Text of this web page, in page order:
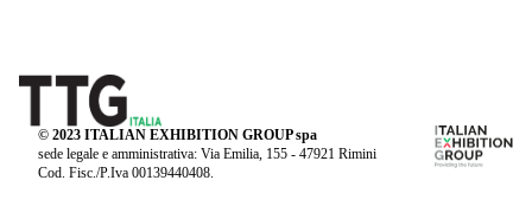
© 2023 ITALIAN EXHIBITION GROUP spa
sede legale e amministrativa: Via Emilia, 155 - 47921 Rimini
Cod. Fisc./P.Iva 00139440408.